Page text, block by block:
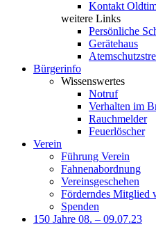
Kontakt
weitere Links
Persönliche
Gerätehaus
Bürgerinfo
Wissenswertes
Notruf
Verhalten im
Rauchmelder
Feuerlöscher
Verein
Führung Verein
Fahnenabordnung
Vereinsgeschehen
Förderndes Mitglied
Spenden
150 Jahre 08. – 09.07.23